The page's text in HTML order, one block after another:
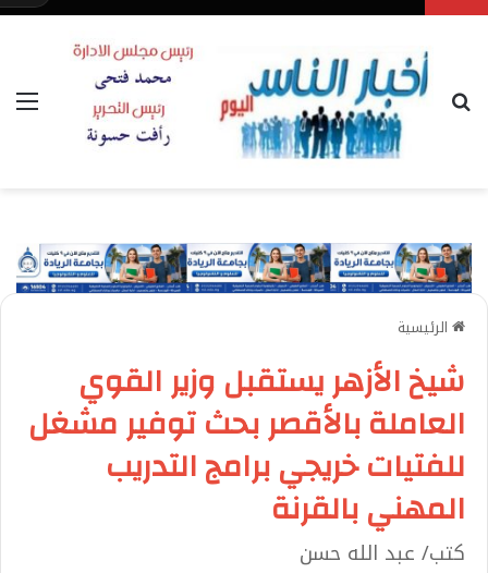
بحث عن
الرئيسية
شيخ الأزهر يستقبل وزير القوي
العاملة بالأقصر بحث توفير مشغل
للفتيات خريجي برامج التدريب
المهني بالقرنة
كتب/ عبد الله حسن